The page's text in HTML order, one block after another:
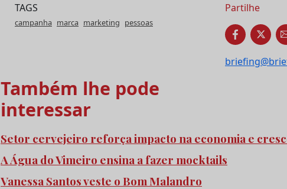
TAGS
campanha marca marketing pessoas
Partilhe
Também lhe pode
interessar
Setor cervejeiro reforça impacto na economia e
A Água do Vimeiro ensina a fazer mocktails
Vanessa Santos veste o Bom Malandro